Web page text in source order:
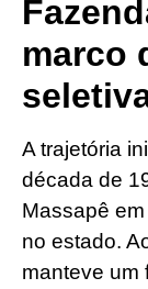
marco
A trajetória
década de
Massapê
no estado.
manteve um